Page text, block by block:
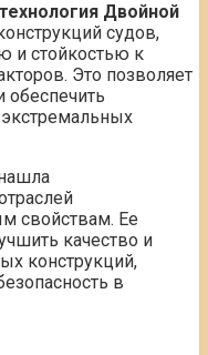
технология Двойной
судов,
и стойкостью к
Это позволяет
обеспечить
свойствам. Ее
качество и
конструкций,
в